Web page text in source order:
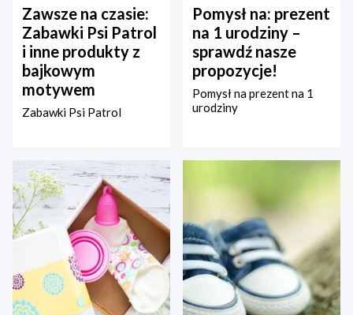
Zawsze na czasie:
Zabawki Psi Patrol
i inne produkty z
bajkowym
motywem
Zabawki Psi Patrol
Pomysł na: prezent
na 1 urodziny –
sprawdź nasze
propozycje!
Pomysł na prezent na 1
urodziny